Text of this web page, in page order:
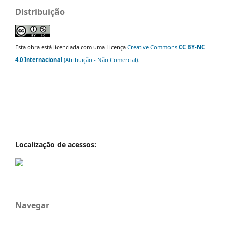
Distribuição
Esta obra está licenciada com uma Licença Creative Commons CC BY-NC
4.0 Internacional (Atribuição - Não Comercial)
Localização de acessos:
Navegar